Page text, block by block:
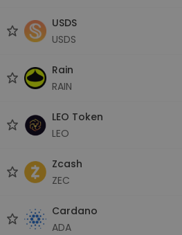
USDS
USDS
Rain
RAIN
LEO Token
LEO
Zcash
ZEC
Cardano
ADA